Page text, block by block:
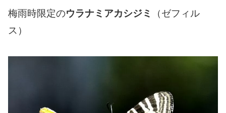
梅雨時限定のウラナミアカシジミ
（ゼフィル
ス）